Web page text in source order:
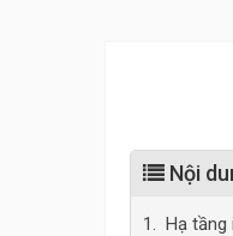
Nội
1. Hạ tầng